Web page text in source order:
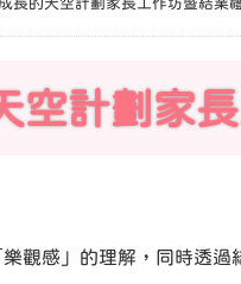
空計劃家
觀感」的理解，同時透